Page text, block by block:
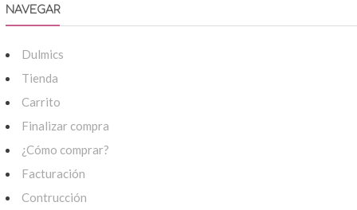
NAVEGAR
Dulmics
Tienda
Carrito
Finalizar compra
¿Cómo comprar?
Facturación
Contrucción